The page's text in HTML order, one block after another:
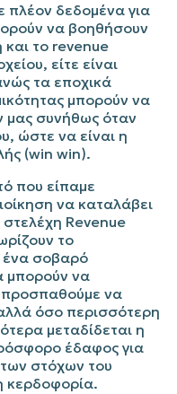
δεδομένα για
να βοηθήσουν
και το revenue
είτε είναι
τα εποχικά
μπορούν να
συνήθως όταν
ώστε να είναι η
(win win).
που είπαμε
να καταλάβει
στελέχη Revenue
το
ένα σοβαρό
μπορούν να
προσπαθούμε να
όσο περισσότερη
μεταδίδεται η
έδαφος για
στόχων του
κερδοφορία.